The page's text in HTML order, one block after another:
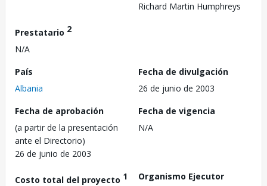
Richard Martin Humphreys
Prestatario 2
N/A
País
Albania
Fecha de divulgación
26 de junio de 2003
Fecha de aprobación
(a partir de la presentación
ante el Directorio)
26 de junio de 2003
Fecha de vigencia
N/A
Costo total del proyecto 1
Organismo Ejecutor